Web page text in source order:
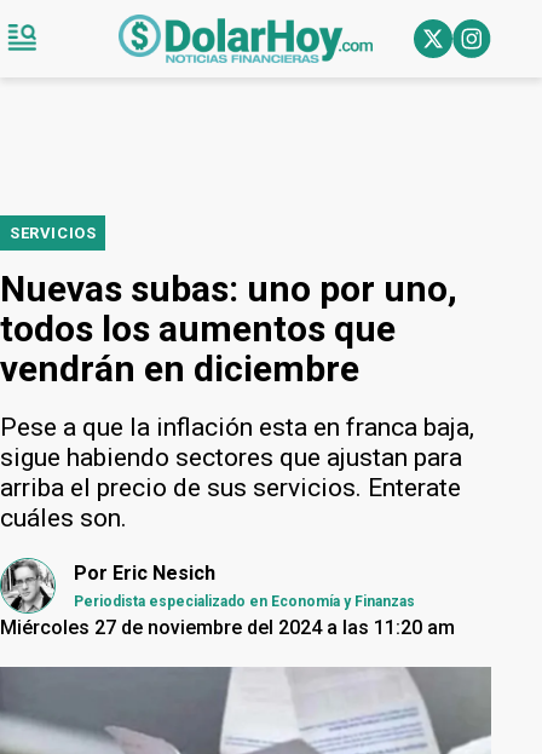
SERVICIOS
Nuevas subas: uno por uno,
todos los aumentos que
vendrán en diciembre
Pese a que la inflación esta en franca baja,
sigue habiendo sectores que ajustan para
arriba el precio de sus servicios. Enterate
cuáles son.
Por Eric Nesich
Periodista especializado en Economía y Finanzas
Miércoles 27 de noviembre del 2024 a las 11:20 am